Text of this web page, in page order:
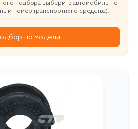
подбора выберите автомобиль по
номер транспортного средства).
по модели